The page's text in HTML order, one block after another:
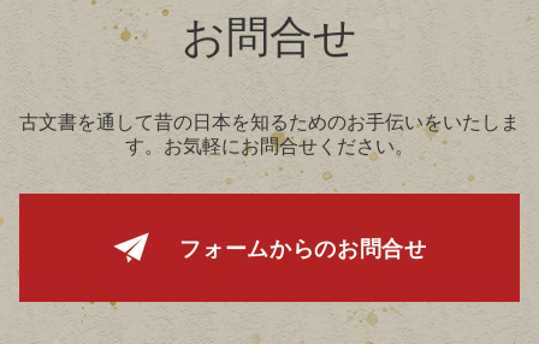
お問合せ
古文書を通して昔の日本を知るためのお手伝いをいたしま
す。お気軽にお問合せください。
フォームからのお問合せ